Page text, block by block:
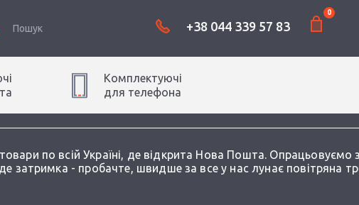
по всій Україні, де відкрита Нова Пошта.
затримка - пробачте, швидше за все у нас лунає повітряна
+38 044 339 57 83
0
а
Комплектуючі
для телефона